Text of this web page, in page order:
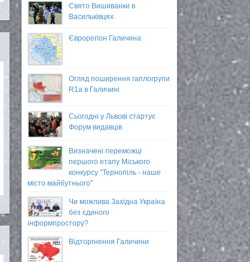
Свято Вишиванки в
Васильківцях
Єврорегіон Галичина
Огляд поширення гаплогрупи
R1a в Галичині
Сьогодні у Львові стартує
Форум видавців
Визначені переможці
першого етапу Міського
конкурсу "Тернопіль - наше
місто майбутнього"
Чи можлива Західна Україна
без єдиного
інформпростору?
Відторгнення Галичини